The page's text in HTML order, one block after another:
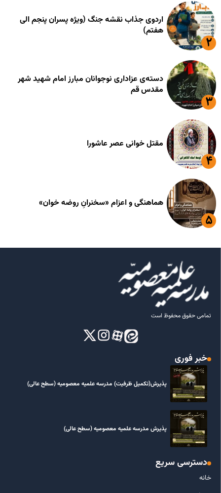
اردوی جذاب نقشه جنگ (ویژه پسران پنجم الی
هفتم)
دسته‌ی عزاداری نوجوانان مبارز امام شهید شهر
مقدس قم
مقتل خوانی عصر عاشورا
هماهنگی و اعزام «سخنرانِ روضه خوان»
تمامی حقوق محفوظ است
خبر فوری
پذیرش(تکمیل ظرفیت) مدرسه علمیه معصومیه‌ (سطح عالی)
پذیرش مدرسه علمیه معصومیه‌ (سطح عالی)
دسترسی سریع
خانه